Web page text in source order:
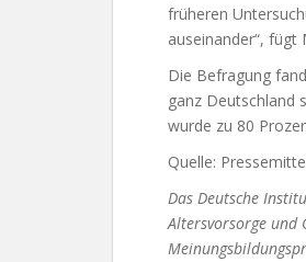
früheren
auseinander“, fügt
Die Befragung
ganz Deutschland
wurde zu 80
Quelle:
Das Deutsche
Altersvorsorge und